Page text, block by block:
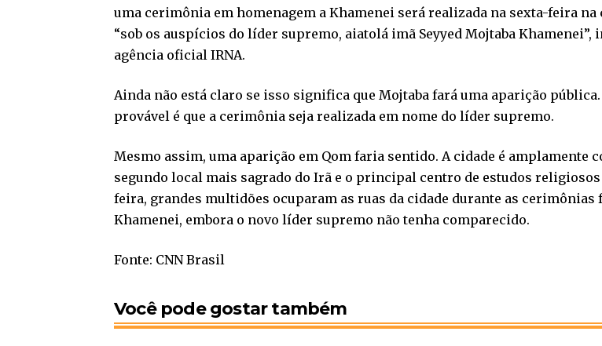
uma cerimônia em homenagem a Khamenei será realizada na sexta-feira na
“sob os auspícios do líder supremo, aiatolá imã Seyyed Mojtaba Khamenei”,
agência oficial IRNA.
Ainda não está claro se isso significa que Mojtaba fará uma aparição
provável é que a cerimônia seja realizada em nome do líder supremo.
Mesmo assim, uma aparição em Qom faria sentido. A cidade é amplamente
segundo local mais sagrado do Irã e o principal centro de estudos
feira, grandes multidões ocuparam as ruas da cidade durante as cerimônias
Khamenei, embora o novo líder supremo não tenha comparecido.
Fonte: CNN Brasil
Você pode gostar também